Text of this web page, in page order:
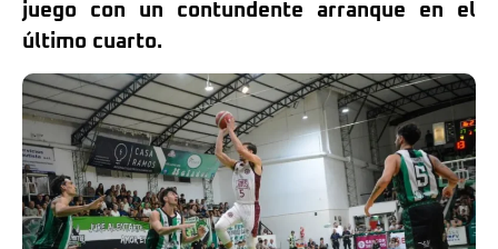
juego con un contundente arranque en el
último cuarto.